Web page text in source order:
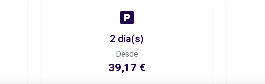
2 día(s)
Desde
39,17 €